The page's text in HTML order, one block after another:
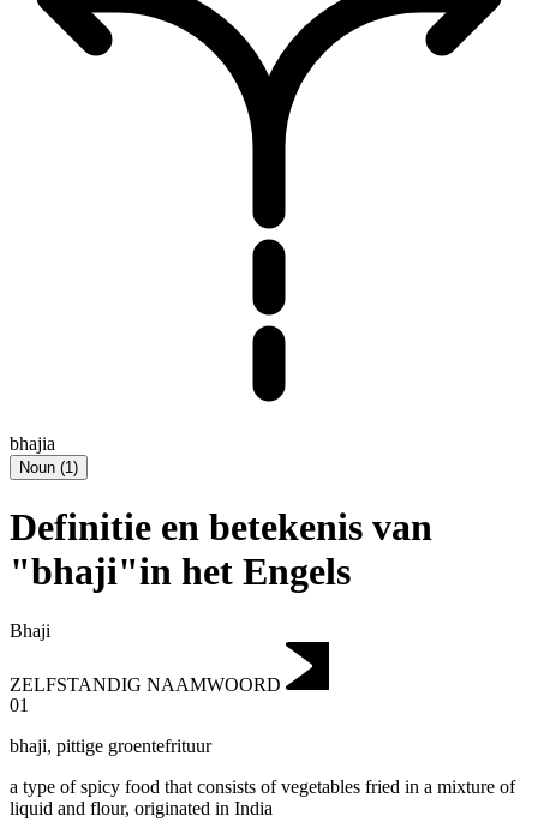
bhajia
Noun (1)
Definitie en betekenis van
"bhaji"in het Engels
Bhaji
ZELFSTANDIG NAAMWOORD
01
bhaji, pittige groentefrituur
a type of spicy food that consists of vegetables fried in a mixture of
liquid and flour, originated in India